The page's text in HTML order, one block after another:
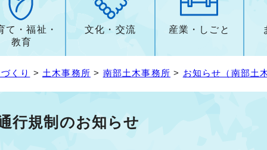
て・福祉・
教育
文化・交流 産業・しごと
くり > 土木事務所 > 南部土木事務所 > お知らせ（南部土
行規制のお知らせ